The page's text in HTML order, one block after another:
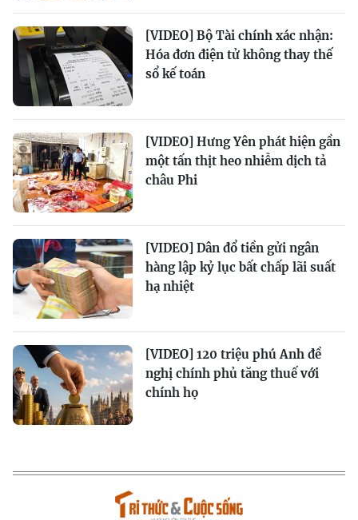
[VIDEO] Bộ Tài chính xác nhận:
Hóa đơn điện tử không thay thế
sổ kế toán
[VIDEO] Hưng Yên phát hiện gần
một tấn thịt heo nhiễm dịch tả
châu Phi
[VIDEO] Dân đổ tiền gửi ngân
hàng lập kỷ lục bất chấp lãi suất
hạ nhiệt
[VIDEO] 120 triệu phú Anh đề
nghị chính phủ tăng thuế với
chính họ